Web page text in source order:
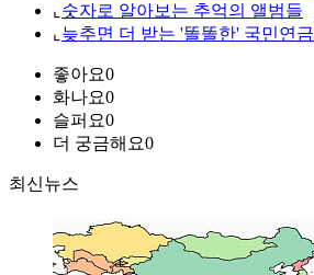
⌞ 숫자로 알아보는 추억의 앨범들
⌞ 늦추면 더 받는 '똘똘한' 국민연금
좋아요0
화나요0
슬퍼요0
더 궁금해요0
최신뉴스